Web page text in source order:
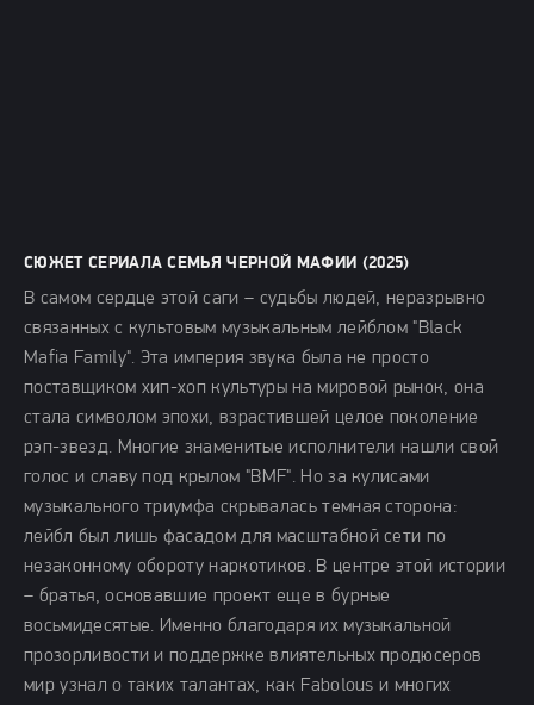
СЮЖЕТ СЕРИАЛА СЕМЬЯ ЧЕРНОЙ МАФИИ (2025)
В самом сердце этой саги – судьбы людей, неразрывно
связанных с культовым музыкальным лейблом "Black
Mafia Family". Эта империя звука была не просто
поставщиком хип-хоп культуры на мировой рынок, она
стала символом эпохи, взрастившей целое поколение
рэп-звезд. Многие знаменитые исполнители нашли свой
голос и славу под крылом "BMF". Но за кулисами
музыкального триумфа скрывалась темная сторона:
лейбл был лишь фасадом для масштабной сети по
незаконному обороту наркотиков. В центре этой истории
– братья, основавшие проект еще в бурные
восьмидесятые. Именно благодаря их музыкальной
прозорливости и поддержке влиятельных продюсеров
мир узнал о таких талантах, как Fabolous и многих